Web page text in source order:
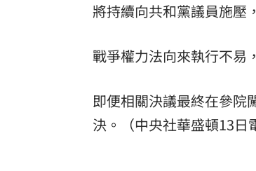
將持續向共和黨議員施壓
戰爭權力法向來執行不易
即便相關決議最終在參院
決。（中央社華盛頓13日